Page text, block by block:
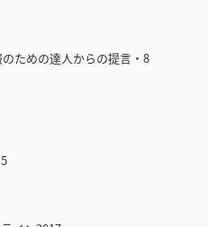
ための達人からの提言・8